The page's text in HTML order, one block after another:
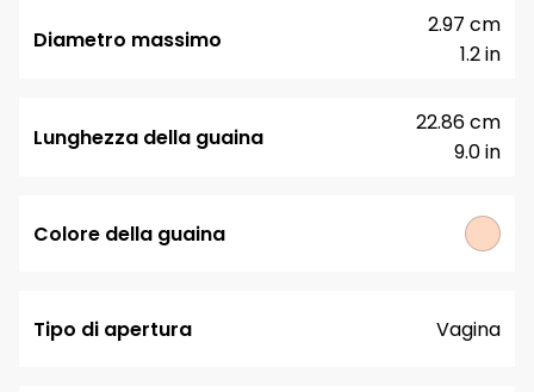
Diametro massimo
1.2 in
2.97 cm
Lunghezza della guaina
9.0 in
22.86 cm
Colore della guaina
Tipo di apertura Vagina